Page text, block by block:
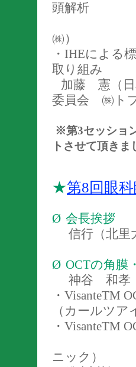
頭解析
㈱）
・ IHEによる
取り組み
加藤 憲（日
委員会 ㈱ト
※第3セッショ
トさせて頂きま
★第8回眼
Ø 会長挨拶
信行（北里
Ø OCTの角膜
神谷 和孝
・ VisanteTM
（カールツア
・ VisanteTM
ニック）